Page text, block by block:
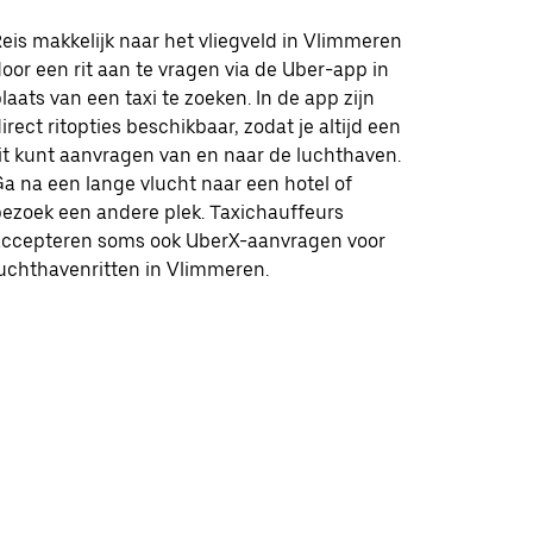
makkelijk naar het vliegveld in Vlimmeren
een rit aan te vragen via de Uber-app in
van een taxi te zoeken. In de app zijn
ritopties beschikbaar, zodat je altijd een
kunt aanvragen van en naar de luchthaven.
na een lange vlucht naar een hotel of
een andere plek. Taxichauffeurs
soms ook UberX-aanvragen voor
in Vlimmeren.